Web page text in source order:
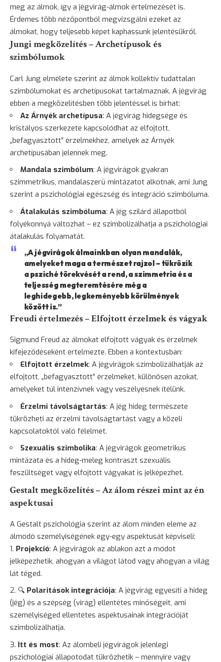
meg az álmok, így a jégvirág-álmok értelmezését is.
Érdemes több nézőpontból megvizsgálni ezeket az
álmokat, hogy teljesebb képet kaphassunk jelentésükről.
Jungi megközelítés – Archetípusok és
szimbólumok
Carl Jung elmélete szerint az álmok kollektív tudattalan
szimbólumokat és archetípusokat tartalmaznak. A jégvirág
ebben a megközelítésben több jelentéssel is bírhat:
Az Árnyék archetípusa: A jégvirág hidegsége és
kristályos szerkezete kapcsolódhat az elfojtott,
„befagyasztott” érzelmekhez, amelyek az Árnyék
archetípusában jelennek meg.
Mandala szimbólum: A jégvirágok gyakran
szimmetrikus, mandalaszerű mintázatot alkotnak, ami Jung
szerint a pszichológiai egészség és integráció szimbóluma.
Átalakulás szimbóluma: A jég szilárd állapotból
folyékonnyá változhat – ez szimbolizálhatja a pszichológiai
átalakulás folyamatát.
„A jégvirágok álmainkban olyan mandalák,
amelyeket maga a természet rajzol – tükrözik
a psziché törekvését a rend, a szimmetria és a
teljesség megteremtésére még a
leghidegebb, legkeményebb körülmények
között is.”
Freudi értelmezés – Elfojtott érzelmek és vágyak
Sigmund Freud az álmokat elfojtott vágyak és érzelmek
kifejeződéseként értelmezte. Ebben a kontextusban:
Elfojtott érzelmek: A jégvirágok szimbolizálhatják az
elfojtott, „befagyasztott” érzelmeket, különösen azokat,
amelyeket túl intenzívnek vagy veszélyesnek ítélünk.
Érzelmi távolságtartás: A jég hideg természete
tükrözheti az érzelmi távolságtartást vagy a közeli
kapcsolatoktól való félelmet.
Szexuális szimbolika: A jégvirágok geometrikus
mintázata és a hideg-meleg kontraszt szexuális
feszültséget vagy elfojtott vágyakat is jelképezhet.
Gestalt megközelítés – Az álom részei mint az én
aspektusai
A Gestalt pszichológia szerint az álom minden eleme az
álmodó személyiségének egy-egy aspektusát képviseli:
Projekció: A jégvirágok az ablakon azt a módot
jelképezhetik, ahogyan a világot látod vagy ahogyan a világ
lát téged.
🔍 Polaritások integrációja: A jégvirág egyesíti a hideg
(jég) és a szépség (virág) ellentétes minőségeit, ami
személyiséged ellentétes aspektusainak integrációját
szimbolizálhatja.
Itt és most: Az álombeli jégvirágok jelenlegi
pszichológiai állapotodat tükrözhetik – mennyire vagy